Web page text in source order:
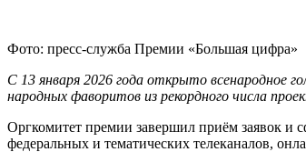
Фото: пресс-служба Премии «Большая цифра»
С 13 января 2026 года открыто всенародное
народных фаворитов из рекордного числа
Оргкомитет премии завершил приём заявок и
федеральных и тематических телеканалов,